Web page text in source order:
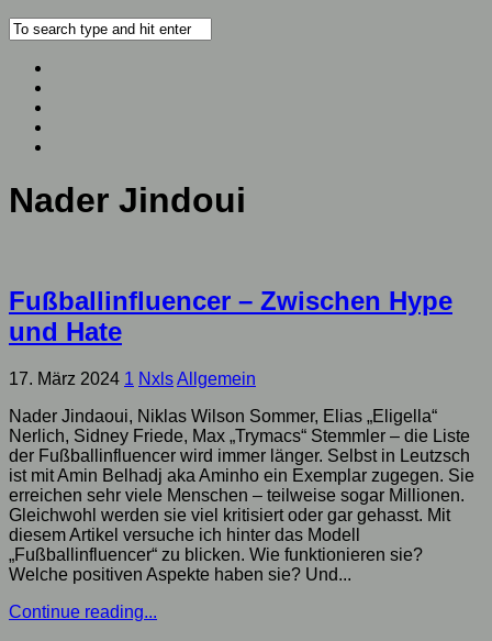
Nader Jindoui
Fußballinfluencer – Zwischen Hype
und Hate
17. März 2024 1 NxlsAllgemein
Nader Jindaoui, Niklas Wilson Sommer, Elias „Eligella“
Nerlich, Sidney Friede, Max „Trymacs“ Stemmler – die Liste
der Fußballinfluencer wird immer länger. Selbst in Leutzsch
ist mit Amin Belhadj aka Aminho ein Exemplar zugegen. Sie
erreichen sehr viele Menschen – teilweise sogar Millionen.
Gleichwohl werden sie viel kritisiert oder gar gehasst. Mit
diesem Artikel versuche ich hinter das Modell
„Fußballinfluencer“ zu blicken. Wie funktionieren sie?
Welche positiven Aspekte haben sie? Und...
Continue reading...